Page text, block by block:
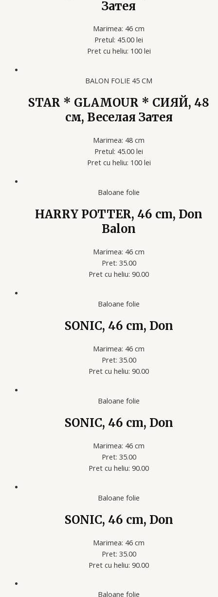
Затея
Marimea: 46 cm
Pretul: 45.00 lei
Pret cu heliu: 100 lei
BALON FOLIE 45 CM
STAR * GLAMOUR * СИЯЙ, 48
см, Веселая Затея
Marimea: 48 cm
Pretul: 45.00 lei
Pret cu heliu: 100 lei
Baloane folie
HARRY POTTER, 46 cm, Don
Balon
Marimea: 46 cm
Pret: 35.00
Pret cu heliu: 90.00
Baloane folie
SONIC, 46 cm, Don
Marimea: 46 cm
Pret: 35.00
Pret cu heliu: 90.00
Baloane folie
SONIC, 46 cm, Don
Marimea: 46 cm
Pret: 35.00
Pret cu heliu: 90.00
Baloane folie
SONIC, 46 cm, Don
Marimea: 46 cm
Pret: 35.00
Pret cu heliu: 90.00
Baloane folie